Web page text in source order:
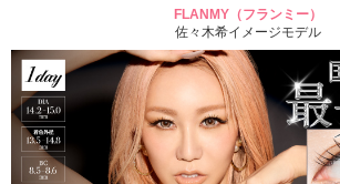
FLANMY（フランミー）
佐々木希イメージモデル